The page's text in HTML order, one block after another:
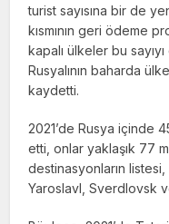
turist sayısına bir de
kısmının geri ödeme
kapalı ülkeler bu
Rusyalının baharda
kaydetti.
2021’de Rusya içinde
etti, onlar yaklaşık 77
destinasyonların listesi,
Yaroslavl, Sverdlovsk